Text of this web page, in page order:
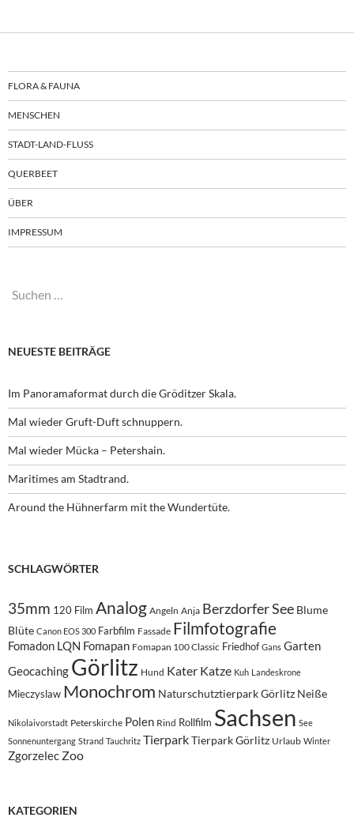
FLORA & FAUNA
MENSCHEN
STADT-LAND-FLUSS
QUERBEET
ÜBER
IMPRESSUM
Suchen
NEUESTE BEITRÄGE
Im Panoramaformat durch die Gröditzer Skala.
Mal wieder Gruft-Duft schnuppern.
Mal wieder Mücka – Petershain.
Maritimes am Stadtrand.
Around the Hühnerfarm mit the Wundertüte.
SCHLAGWÖRTER
35mm 120 Film Analog Angeln Anja Berzdorfer See Blume
Blüte Canon EOS 300 Farbfilm Fassade Filmfotografie
Fomadon LQN Fomapan Fomapan 100 Classic Friedhof Gans Garten
Geocaching Görlitz Hund Kater Katze Kuh Landeskrone
Mieczyslaw Monochrom Naturschutztierpark Görlitz Neiße
Nikolaivorstadt Peterskirche Polen Rind Rollfilm Sachsen See
Sonnenuntergang Strand Tauchritz TierparkTierpark Görlitz Urlaub Winter
Zgorzelec Zoo
KATEGORIEN